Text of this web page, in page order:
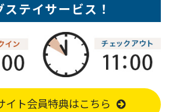
ログイン
認・変更・キャンセル
交通＋宿泊プラン
ステイサービス！
イト会員特典はこちら